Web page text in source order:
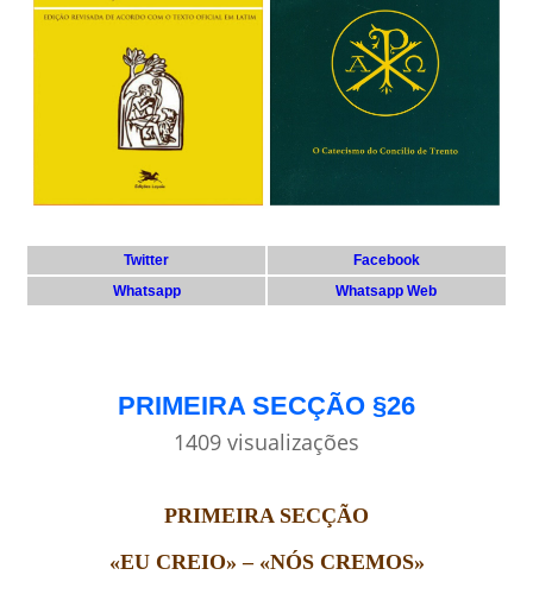
Twitter
Facebook
Whatsapp
Whatsapp Web
PRIMEIRA SECÇÃO §26
1409 visualizações
PRIMEIRA SECÇÃO
«EU CREIO» – «NÓS CREMOS»